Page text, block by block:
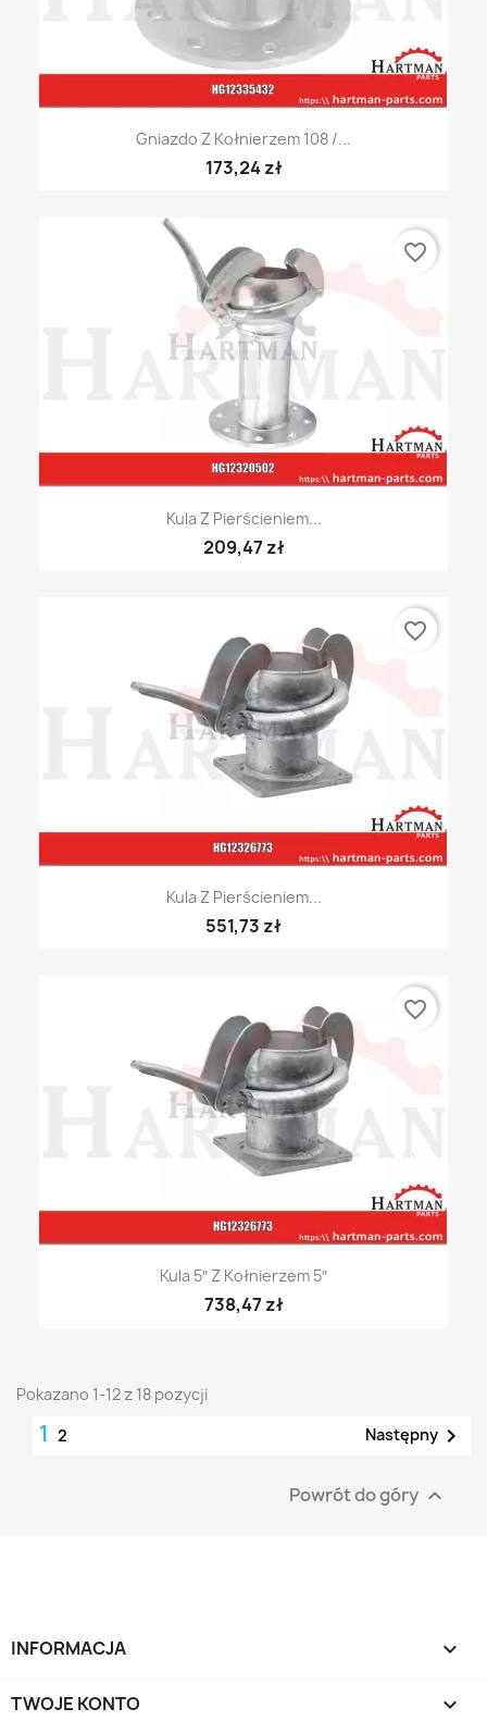
Gniazdo Z Kołnierzem 108 /...
173,24 zł
Kula Z Pierścieniem...
209,47 zł
favorite_border
Kula Z Pierścieniem...
551,73 zł
favorite_border
Kula 5″ Z Kołnierzem 5″
738,47 zł
favorite_border
Pokazano 1-12 z 18 pozycji
1 2 Następny 
Powrót do góry 
INFORMACJA 
TWOJE KONTO 